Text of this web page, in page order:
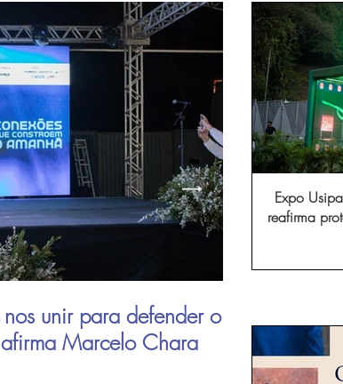
unir para defender o
Marcelo Chara
viagens
Expo
reafirma